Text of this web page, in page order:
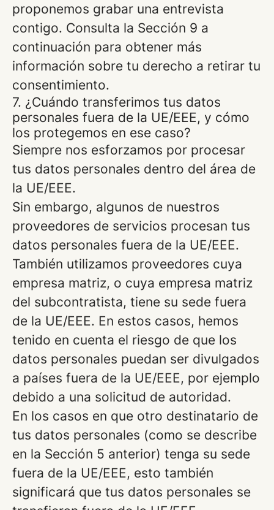
proponemos grabar una entrevista
contigo. Consulta la Sección 9 a
continuación para obtener más
información sobre tu derecho a retirar tu
consentimiento.
7. ¿Cuándo transferimos tus datos
personales fuera de la UE/EEE, y cómo
los protegemos en ese caso?
Siempre nos esforzamos por procesar
tus datos personales dentro del área de
la UE/EEE.
Sin embargo, algunos de nuestros
proveedores de servicios procesan tus
datos personales fuera de la UE/EEE.
También utilizamos proveedores cuya
empresa matriz, o cuya empresa matriz
del subcontratista, tiene su sede fuera
de la UE/EEE. En estos casos, hemos
tenido en cuenta el riesgo de que los
datos personales puedan ser divulgados
a países fuera de la UE/EEE, por ejemplo
debido a una solicitud de autoridad.
En los casos en que otro destinatario de
tus datos personales (como se describe
en la Sección 5 anterior) tenga su sede
fuera de la UE/EEE, esto también
significará que tus datos personales se